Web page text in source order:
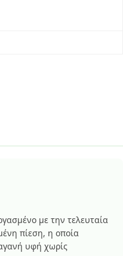
με την τελευταία
πίεση, η οποία
υφή χωρίς